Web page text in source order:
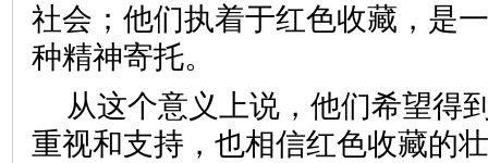
社会；他们执着于红色收藏，是
种精神寄托。
从这个意义上说，他们希望得
重视和支持，也相信红色收藏的